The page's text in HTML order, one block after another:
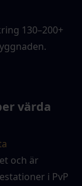
130–200+
värda
och är
i PvP